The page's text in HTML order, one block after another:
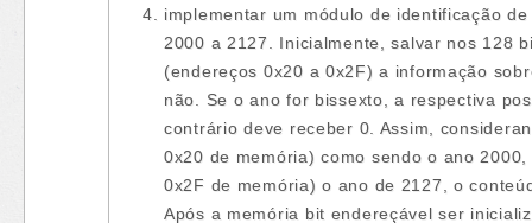
implementar um módulo de identificação
2000 a 2127. Inicialmente, salvar nos 128
(endereços 0x20 a 0x2F) a informação
não. Se o ano for bissexto, a respectiva
contrário deve receber 0. Assim,
0x20 de memória) como sendo o ano
0x2F de memória) o ano de 2127, o
Após a memória bit endereçável ser